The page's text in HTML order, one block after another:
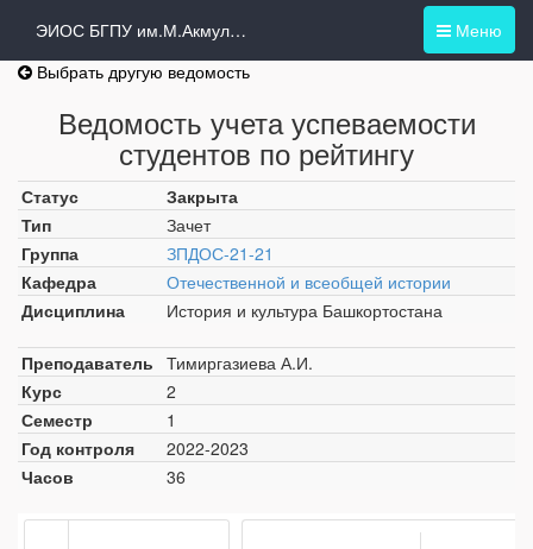
Меню
ЭИОС БГПУ им.М.Акмуллы
Выбрать другую ведомость
Ведомость учета успеваемости
студентов по рейтингу
Статус
Закрыта
Тип
Зачет
Группа
ЗПДОС-21-21
Кафедра
Отечественной и всеобщей истории
Дисциплина
История и культура Башкортостана
Преподаватель Тимиргазиева А.И.
Курс
2
Семестр
1
Год контроля
2022-2023
Часов
36